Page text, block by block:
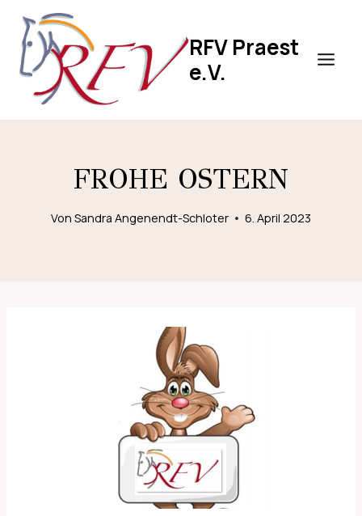
Inhalt
springen
RFV Praest
e.V.
FROHE OSTERN
Von Sandra Angenendt-Schloter 6. April 2023